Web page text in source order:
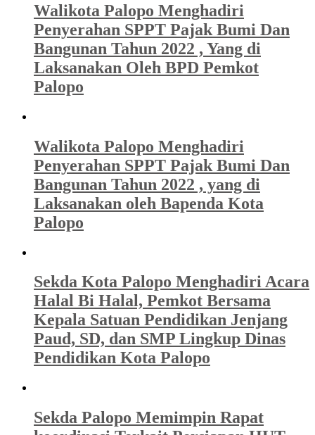
Walikota Palopo Menghadiri
Penyerahan SPPT Pajak Bumi Dan
Bangunan Tahun 2022 , Yang di
Laksanakan Oleh BPD Pemkot
Palopo
Walikota Palopo Menghadiri
Penyerahan SPPT Pajak Bumi Dan
Bangunan Tahun 2022 , yang di
Laksanakan oleh Bapenda Kota
Palopo
Sekda Kota Palopo Menghadiri Acara
Halal Bi Halal, Pemkot Bersama
Kepala Satuan Pendidikan Jenjang
Paud, SD, dan SMP Lingkup Dinas
Pendidikan Kota Palopo
Sekda Palopo Memimpin Rapat